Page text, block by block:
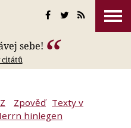
sebe!
citátů
Z Zpověď Texty v
hinlegen